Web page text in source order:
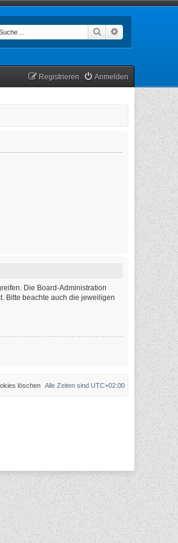
Suche
Anmelden
Registrieren
Die Board-Administration
Bitte beachte auch die jeweiligen
Alle Zeiten sind UTC+02:00
löschen